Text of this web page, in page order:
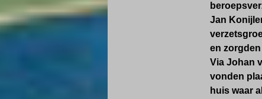
Jan
en
Via Johan
vonden
huis waar